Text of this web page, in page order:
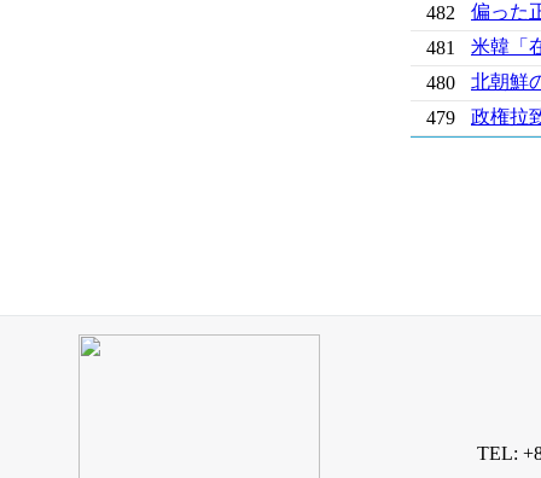
482
偏った
481
米韓「
480
北朝鮮
479
政権拉
TEL: